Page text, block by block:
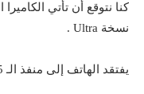
كنا نتوقع أن تأتي
نسخة Ultra .
يفتقد الهاتف إلى منفذ الـ 3.5 الخاص بسماعات الأذن للأسف .